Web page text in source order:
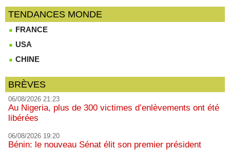
TENDANCES MONDE
FRANCE
USA
CHINE
BRÈVES
06/08/2026 21:23
Au Nigeria, plus de 300 victimes d’enlèvements ont été
libérées
06/08/2026 19:20
Bénin: le nouveau Sénat élit son premier président